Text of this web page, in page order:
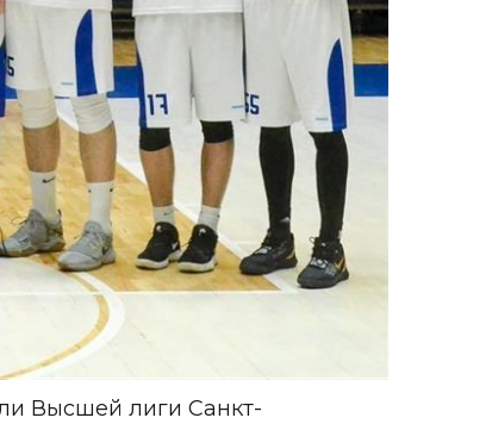
Высшей лиги Санкт-